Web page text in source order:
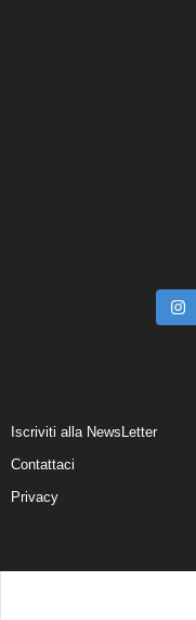
Iscriviti alla NewsLetter
Contattaci
Privacy